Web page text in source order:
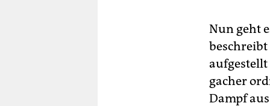
Nun geht
beschreibt
aufgestellt
gacher
Dampf